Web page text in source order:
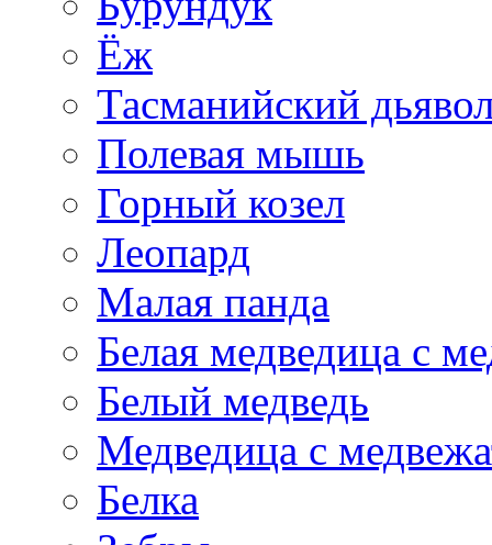
Ёж
Тасманийский
Полевая мышь
Горный козел
Леопард
Малая панда
Белая медведица с
Белый медведь
Медведица с
Белка